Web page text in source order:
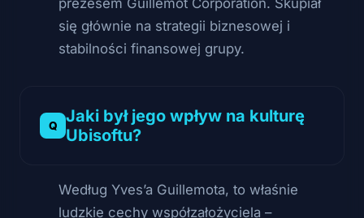
się głównie na strategii biznesowej i
stabilności finansowej grupy.
Jaki był jego wpływ na kulturę
Ubisoftu?
Według Yves’a Guillemota, to właśnie
ludzkie cechy współzałożyciela –